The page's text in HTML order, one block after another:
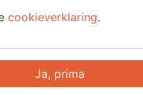
Selecteer hier
cookieverklaring.
Ja, prima